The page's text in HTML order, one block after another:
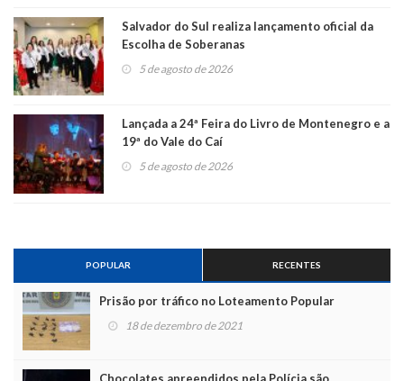
Salvador do Sul realiza lançamento oficial da
Escolha de Soberanas
5 de agosto de 2026
Lançada a 24ª Feira do Livro de Montenegro e a
19ª do Vale do Caí
5 de agosto de 2026
POPULAR RECENTES
Prisão por tráfico no Loteamento Popular
18 de dezembro de 2021